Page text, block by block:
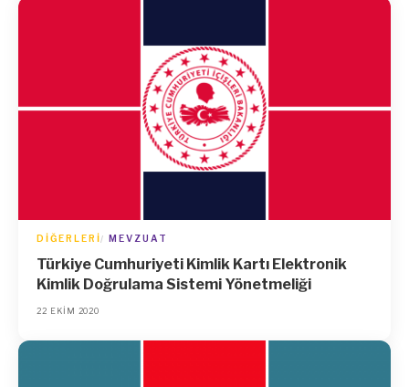
DIĞERLERI MEVZUAT
Türkiye Cumhuriyeti Kimlik Kartı Elektronik
Kimlik Doğrulama Sistemi Yönetmeliği
22 EKIM 2020